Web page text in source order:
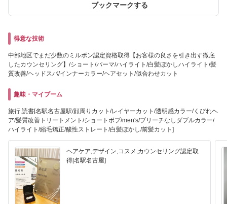
ブックマークする
得意な技術
中部地区でまだ少数のミルボン認定資格取得【お客様の良さを引き出す徹底
したカウンセリング】/ショート/パーマ/ハイライト/白髪ぼかしハイライト/髪
質改善/ヘッドスパ/インナーカラー/ヘアセット/似合わせカット
趣味・マイブーム
旅行,読書[名駅名古屋駅/顔周りカット/レイヤーカット/透明感カラー/くびれヘ
ア/髪質改善トリートメント/ショートボブ/men's/ブリーチなしダブルカラー/
ハイライト/縮毛矯正/酸性ストレート/白髪ぼかし/前髪カット]
ヘアケア,デザイン,コスメ,カウンセリング認定取
得[名駅名古屋]